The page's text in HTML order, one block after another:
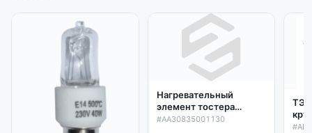
Нагревательный
элемент тостера
Scarlett SC-119
#AA30835001130
ТЭН